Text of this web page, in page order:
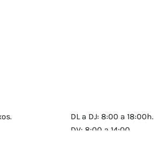
DL a DJ: 8:00 a 18:00h.
DV: 8:00 a 14:00